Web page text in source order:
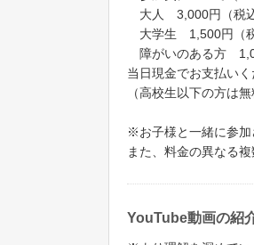
大人 3,000円（税込
大学生 1,500円（税
障がいのある方
当日現金でお支払い
（高校生以下の方は無
※お子様と一緒に参加
また、料金の異なる
YouTube動画の紹